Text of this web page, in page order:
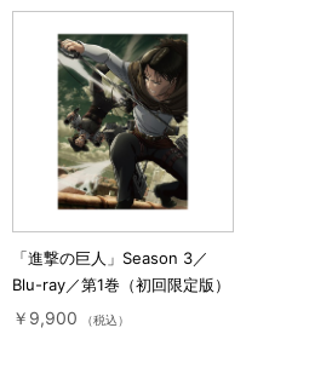
「進撃の巨人」Season 3／
Blu-ray／第1巻（初回限定版）
￥9,900 （税込）